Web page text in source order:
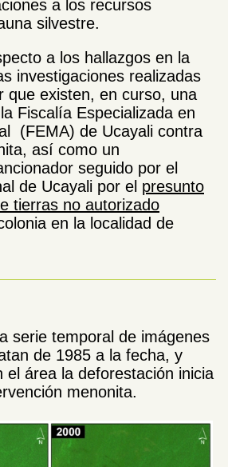
a los recursos
silvestre.
a los hallazgos en la
investigaciones realizadas
que existen, en curso, una
Fiscalía Especializada en
(FEMA) de Ucayali contra
así como un
seguido por el
de Ucayali por el presunto
tierras no autorizado
en la localidad de
serie temporal de imágenes
de 1985 a la fecha, y
el área la deforestación inicia
menonita.